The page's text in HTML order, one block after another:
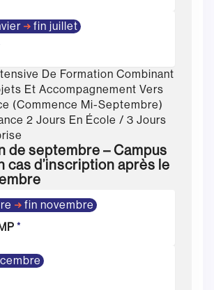
fin juillet
De Formation Combinant
Et Accompagnement Vers
(commence Mi-Septembre)
2 Jours En École / 3 Jours
de septembre – Campus
cas d’inscription après le
fin novembre
*